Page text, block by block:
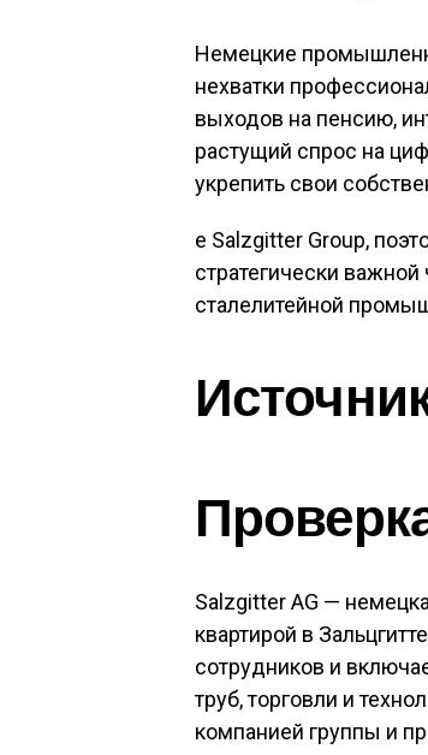
Немецкие
нехватки
выходов на пенсию,
растущий спрос на
укрепить свои
e Salzgitter Group,
стратегически
сталелитейной
Salzgitter AG —
квартирой в
сотрудников и
труб, торговли и
компанией группы и